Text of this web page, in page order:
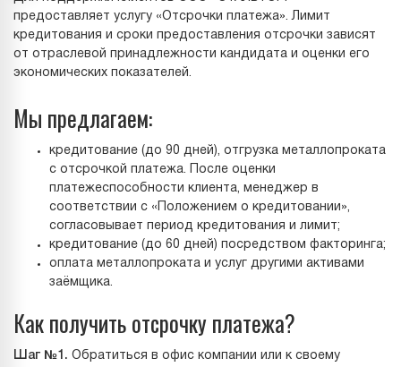
предоставляет услугу «Отсрочки платежа». Лимит
кредитования и сроки предоставления отсрочки зависят
от отраслевой принадлежности кандидата и оценки его
экономических показателей.
Мы предлагаем:
кредитование (до 90 дней), отгрузка металлопроката
с отсрочкой платежа. После оценки
платежеспособности клиента, менеджер в
соответствии с «Положением о кредитовании»,
согласовывает период кредитования и лимит;
кредитование (до 60 дней) посредством факторинга;
оплата металлопроката и услуг другими активами
заёмщика.
Как получить отсрочку платежа?
Шаг №1. Обратиться в офис компании или к своему